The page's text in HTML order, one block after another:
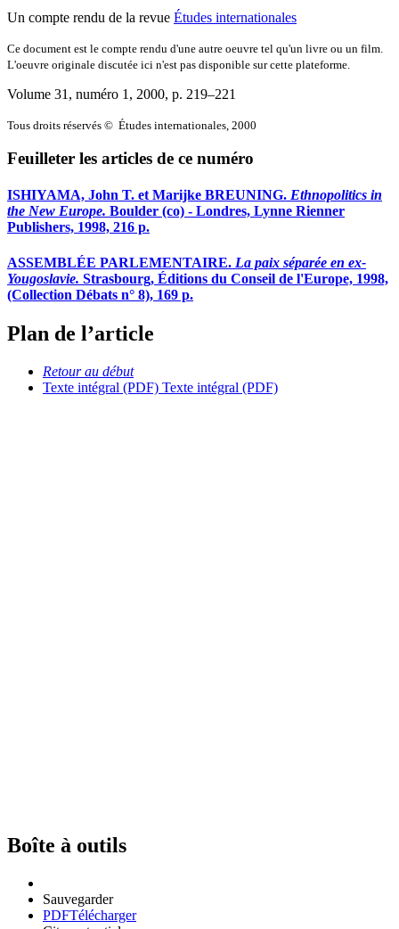
Un compte rendu de la revue Études internationales
Ce document est le compte rendu d'une autre oeuvre tel qu'un livre ou un film.
L'oeuvre originale discutée ici n'est pas disponible sur cette plateforme.
Volume 31, numéro 1, 2000, p. 219–221
Tous droits réservés © Études internationales, 2000
Feuilleter les articles de ce numéro
ISHIYAMA, John T. et Marijke BREUNING. Ethnopolitics in
the New Europe. Boulder (co) - Londres, Lynne Rienner
Publishers, 1998, 216 p.
ASSEMBLÉE PARLEMENTAIRE. La paix séparée en ex-
Yougoslavie. Strasbourg, Éditions du Conseil de l'Europe, 1998,
(Collection Débats n° 8), 169 p.
Plan de l’article
Retour au début
Texte intégral (PDF) Texte intégral (PDF)
Boîte à outils
Sauvegarder
PDFTélécharger